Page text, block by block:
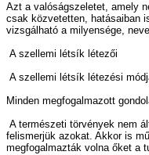
Azt a valóságszeletet, amely
csak közvetetten, hatásaiban
vizsgálható a milyensége,
A szellemi létsík létezői
A szellemi létsík létezési
Minden megfogalmazott
A természeti törvények nem
felismerjük azokat. Akkor is
megfogalmazták volna őket a